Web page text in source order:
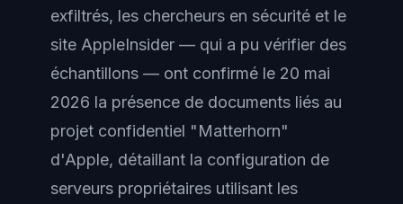
exfiltrés, les chercheurs en sécurité et le
site AppleInsider — qui a pu vérifier des
échantillons — ont confirmé le 20 mai
2026 la présence de documents liés au
projet confidentiel "Matterhorn"
d'Apple, détaillant la configuration de
serveurs propriétaires utilisant les